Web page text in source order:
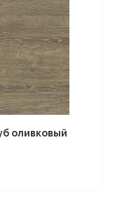
оливковый